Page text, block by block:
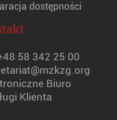
dostępności
58 342 25 00
Biuro
Klienta